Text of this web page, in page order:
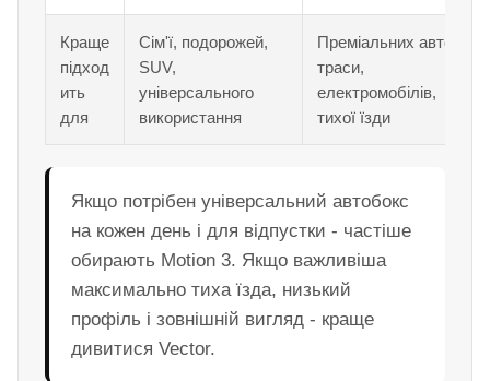
Краще
підход
ить
для
Сім'ї, подорожей,
SUV,
універсального
використання
Преміальних авто,
траси,
електромобілів,
тихої їзди
Якщо потрібен універсальний автобокс
на кожен день і для відпустки - частіше
обирають Motion 3. Якщо важливіша
максимально тиха їзда, низький
профіль і зовнішній вигляд - краще
дивитися Vector.